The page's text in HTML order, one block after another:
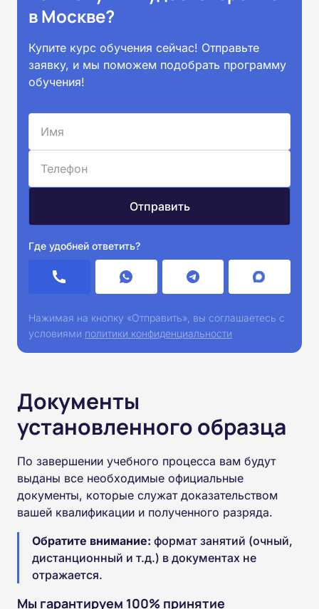
в Москве?
Купите курс обучения сейчас! Отправьте
заявку, и мы поможем подобрать программу
обучения!
Где удобней ответить?
Нажимая на кнопку «Отправить», вы соглашаетесь с
условиями политики конфиденциальности
Документы
установленного образца
По завершении учебного процесса вам будут
выданы все необходимые официальные
документы, которые служат доказательством
вашей квалификации и полученного разряда.
Обратите внимание: формат занятий (очный,
дистанционный и т.д.) в документах не
отражается.
Мы гарантируем 100% принятие